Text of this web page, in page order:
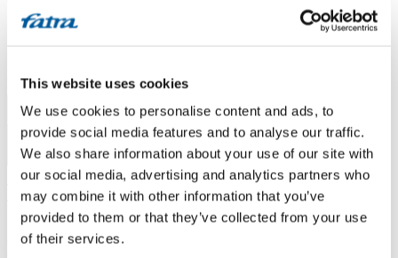
This website uses cookies
We use cookies to personalise content and ads, to
provide social media features and to analyse our traffic.
We also share information about your use of our site with
our social media, advertising and analytics partners who
may combine it with other information that you’ve
provided to them or that they’ve collected from your use
of their services.
Ochranná geotextilie
Menu
Menu
Domů /
Poradna/
Fatrafol 803 pod základovou deskou
Fatrafol 803 pod základovou deskou